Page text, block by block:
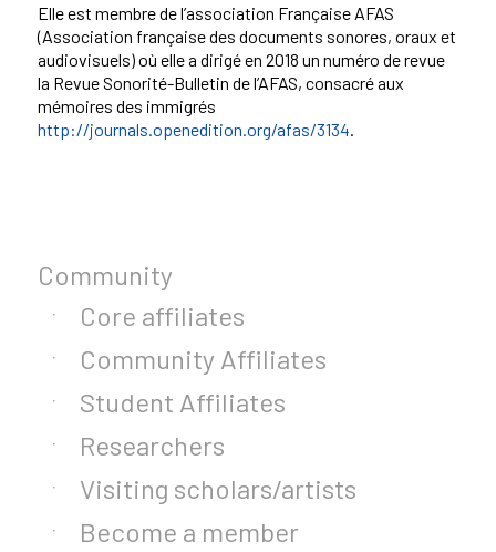
Elle est membre de l’association Française AFAS
(Association française des documents sonores, oraux et
audiovisuels) où elle a dirigé en 2018 un numéro de revue
la Revue Sonorité-Bulletin de l’AFAS, consacré aux
mémoires des immigrés
http://journals.openedition.org/afas/3134
Community
Core affiliates
Community Affiliates
Student Affiliates
Researchers
Visiting scholars/artists
Become a member